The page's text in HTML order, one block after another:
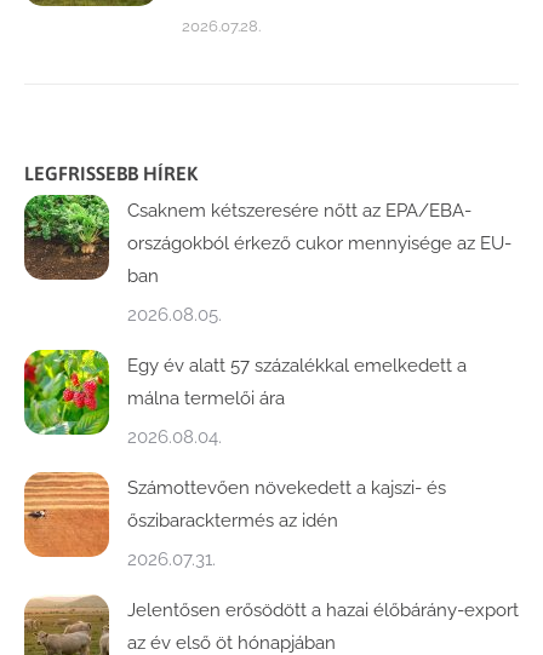
2026.07.28.
LEGFRISSEBB HÍREK
Csaknem kétszeresére nőtt az EPA/EBA-
országokból érkező cukor mennyisége az EU-
ban
2026.08.05.
Egy év alatt 57 százalékkal emelkedett a
málna termelői ára
2026.08.04.
Számottevően növekedett a kajszi- és
őszibaracktermés az idén
2026.07.31.
Jelentősen erősödött a hazai élőbárány-export
az év első öt hónapjában